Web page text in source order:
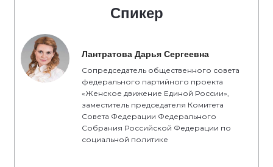
Спикер
Лантратова Дарья Сергеевна
Сопредседатель общественного совета
федерального партийного проекта
«Женское движение Единой России»,
заместитель председателя Комитета
Совета Федерации Федерального
Собрания Российской Федерации по
социальной политике